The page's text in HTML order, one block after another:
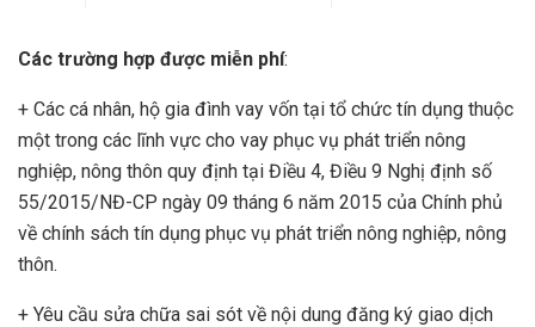
Các trường hợp được miễn phí:
+ Các cá nhân, hộ gia đình vay vốn tại tổ chức tín dụng thuộc
một trong các lĩnh vực cho vay phục vụ phát triển nông
nghiệp, nông thôn quy định tại Điều 4, Điều 9 Nghị định số
55/2015/NĐ-CP ngày 09 tháng 6 năm 2015 của Chính phủ
về chính sách tín dụng phục vụ phát triển nông nghiệp, nông
thôn.
+ Yêu cầu sửa chữa sai sót về nội dung đăng ký giao dịch